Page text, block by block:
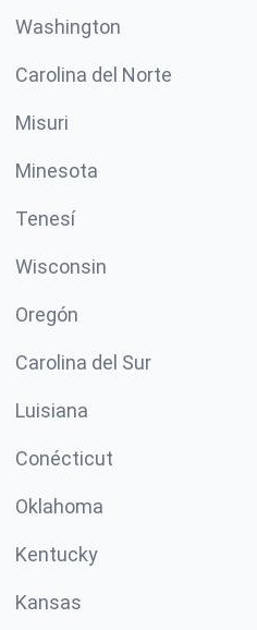
Washington
Carolina del Norte
Misuri
Minesota
Tenesí
Wisconsin
Oregón
Carolina del Sur
Luisiana
Conécticut
Oklahoma
Kentucky
Kansas